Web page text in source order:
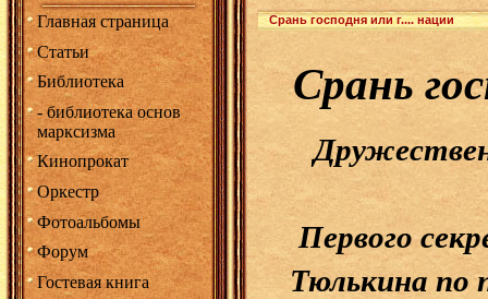
Главная страница
Статьи
Библиотека
- библиотека основ
марксизма
Кинопрокат
Оркестр
Фотоальбомы
Форум
Гостевая книга
Срань господня или г.... нации
Срань
Первого
Тюлькина по